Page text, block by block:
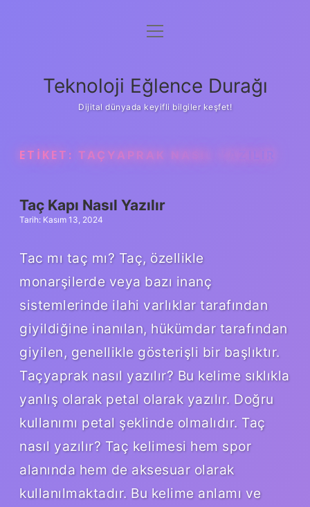
Anasayfa
Yasal Uyarı
menüyü
Teknoloji Eğlence Durağı
Dijital dünyada keyifli bilgiler keşfet!
ETIKET: TAÇYAPRAK NASIL YAZILIR
Taç Kapı Nasıl Yazılır
Tarih: Kasım 13, 2024
Tac mı taç mı? Taç, özellikle
monarşilerde veya bazı inanç
sistemlerinde ilahi varlıklar tarafından
giyildiğine inanılan, hükümdar tarafından
giyilen, genellikle gösterişli bir başlıktır.
Taçyaprak nasıl yazılır? Bu kelime sıklıkla
yanlış olarak petal olarak yazılır. Doğru
kullanımı petal şeklinde olmalıdır. Taç
nasıl yazılır? Taç kelimesi hem spor
alanında hem de aksesuar olarak
kullanılmaktadır. Bu kelime anlamı ve